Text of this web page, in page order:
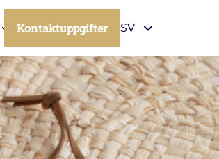
Kontaktuppgifter SV